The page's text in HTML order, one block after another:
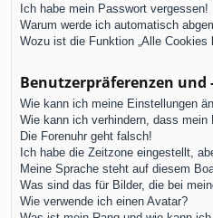
Ich habe mein Passwort vergessen!
Warum werde ich automatisch
Wozu ist die Funktion „Alle Cookies
Benutzerpräferenzen und
Wie kann ich meine Einstellungen
Wie kann ich verhindern, dass
Die Forenuhr geht falsch!
Ich habe die Zeitzone eingestellt,
Meine Sprache steht auf diesem
Was sind das für Bilder, die bei
Wie verwende ich einen Avatar?